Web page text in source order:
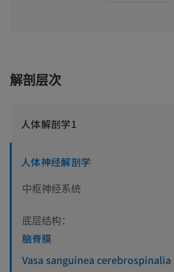
解剖层次
人体解剖学1
人体神经解剖学
中枢神经系统
底层结构：
脑脊膜
Vasa sanguinea cerebrospinalia